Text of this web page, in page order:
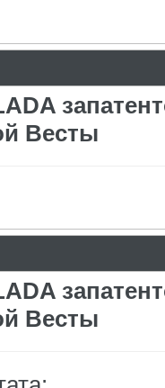
Весты
Весты